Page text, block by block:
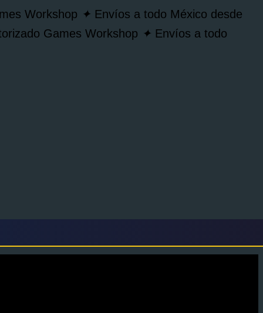
Workshop ✦ Envíos a todo México desde
Games Workshop ✦ Envíos a todo